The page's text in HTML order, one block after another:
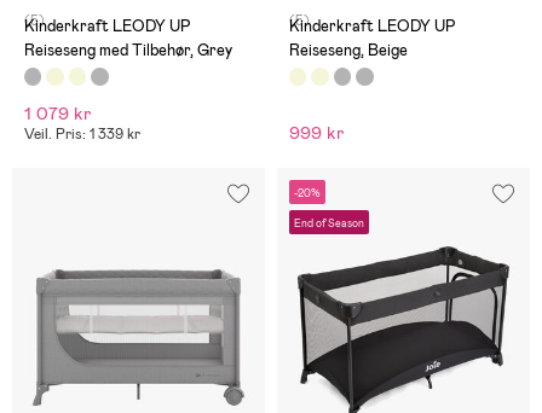
(5)
Kinderkraft LEODY UP
Reiseseng med Tilbehør, Grey
1 079 kr
Veil. Pris: 1 339 kr
(5)
Kinderkraft LEODY UP
Reiseseng, Beige
999 kr
-20%
End of Season